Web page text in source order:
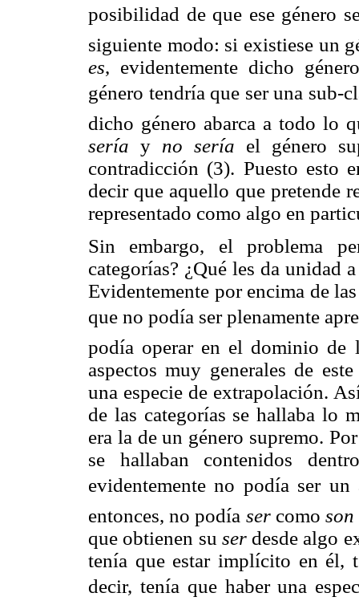
posibilidad de que ese género
siguiente modo: si existiese un
es, evidentemente dicho
género tendría que ser una sub-
dicho género abarca a todo lo
sería y no sería el género
contradicción (3). Puesto esto
decir que aquello que pretende
representado como algo en
Sin embargo, el problema
categorías? ¿Qué les da
Evidentemente por encima de
que no podía ser plenamente
podía operar en el dominio de
aspectos muy generales de
una especie de extrapolación.
de las categorías se hallaba lo
era la de un género supremo.
se hallaban contenidos
evidentemente no podía ser
entonces, no podía sercomo son
que obtienen su serdesde algo
tenía que estar implícito en él,
decir, tenía que haber una